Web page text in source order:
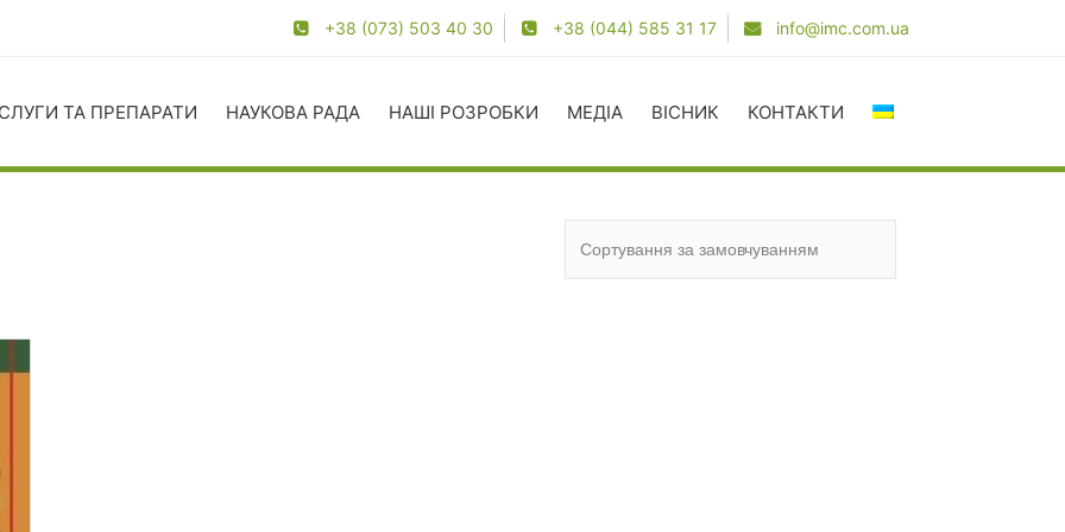
+38 (073) 503 40 30 +38 (044) 585 31 17 info@imc.com.ua
ТА ПРЕПАРАТИ НАУКОВА РАДА НАШІ РОЗРОБКИ МЕДІА ВІСНИК КОНТАКТИ